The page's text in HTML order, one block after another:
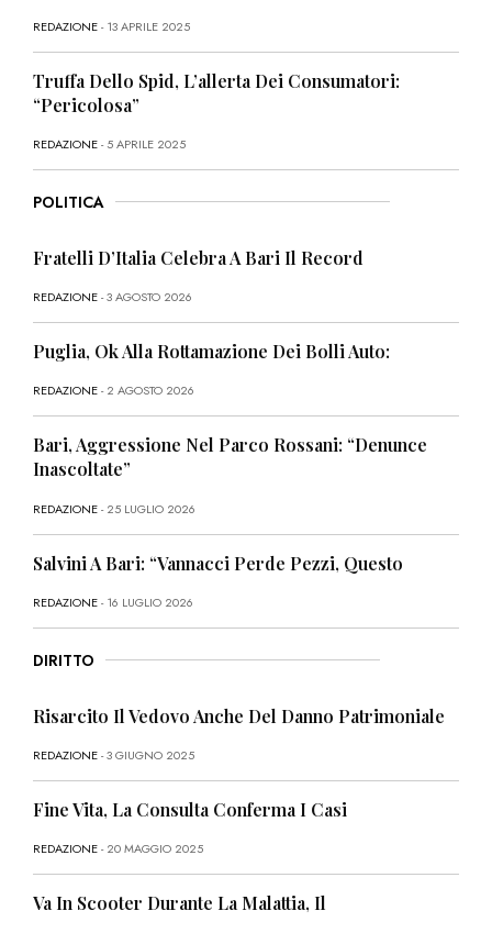
REDAZIONE- 13 APRILE 2025
Truffa Dello Spid, L’allerta Dei Consumatori:
“Pericolosa”
REDAZIONE- 5 APRILE 2025
POLITICA
Fratelli D’Italia Celebra A Bari Il Record
REDAZIONE- 3 AGOSTO 2026
Puglia, Ok Alla Rottamazione Dei Bolli Auto:
REDAZIONE- 2 AGOSTO 2026
Bari, Aggressione Nel Parco Rossani: “Denunce
Inascoltate”
REDAZIONE- 25 LUGLIO 2026
Salvini A Bari: “Vannacci Perde Pezzi, Questo
REDAZIONE- 16 LUGLIO 2026
DIRITTO
Risarcito Il Vedovo Anche Del Danno Patrimoniale
REDAZIONE- 3 GIUGNO 2025
Fine Vita, La Consulta Conferma I Casi
REDAZIONE- 20 MAGGIO 2025
Va In Scooter Durante La Malattia, Il